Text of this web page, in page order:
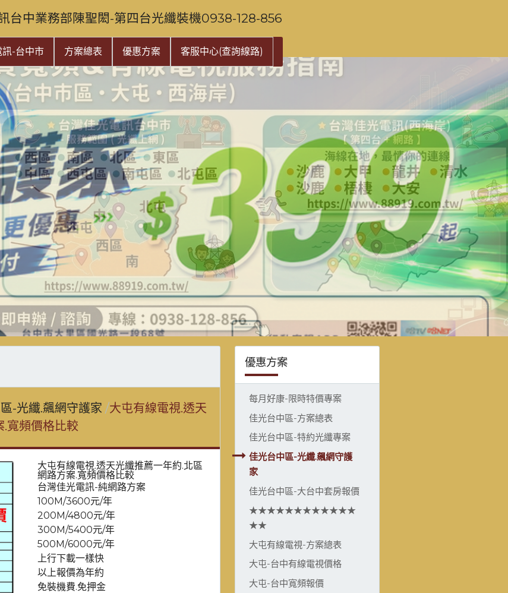
台中業務部陳聖閎-第四台光纖裝機0938-128-856
訊-台中市 方案總表 優惠方案 客服中心(查詢線路)
優惠方案
每月好康-限時特價專案
佳光台中區-方案總表
佳光台中區-特約光纖專案
佳光台中區-光纖.飆網守護
家
佳光台中區-大台中套房報價
★★★★★★★★★★★★
★★
大屯有線電視-方案總表
大屯-台中有線電視價格
大屯-台中寬頻報價
-光纖.飆網守護家 大屯有線電視.透天
.寬頻價格比較
大屯有線電視.透天光纖推薦一年約.北區
網路方案.寬頻價格比較
台灣佳光電訊-純網路方案
100M/3600元/年
200M/4800元/年
300M/5400元/年
500M/6000元/年
上行下載一樣快
以上報價為年約
免裝機費.免押金